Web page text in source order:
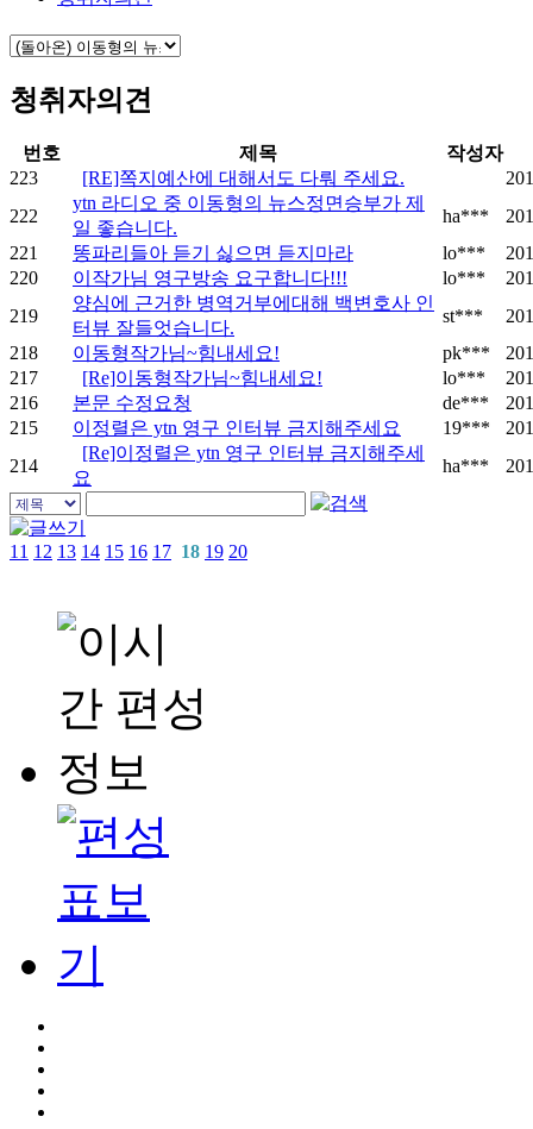
청취자의견
번호 제목
작성자
223
[RE]쪽지예산에 대해서도 다뤄 주세요.
222
ytn 라디오 중 이동형의 뉴스정면승부가 제
일 좋습니다.
ha***
221
똥파리들아 듣기 싫으면 듣지마라 lo***
220
이작가님 영구방송 요구합니다!!! lo***
219
양심에 근거한 병역거부에대해 백변호사 인
터뷰 잘들엇습니다.
st***
218
이동형작가님~힘내세요! pk***
217
[Re]이동형작가님~힘내세요! lo***
216
본문 수정요청 de***
215
이정렬은 ytn 영구 인터뷰 금지해주세요 19***
214
[Re]이정렬은 ytn 영구 인터뷰 금지해주세
요
ha***
11 12 13 14 15 16 17 18 19 20